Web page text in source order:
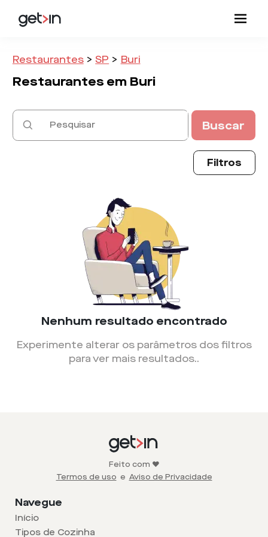
Restaurantes > SP > Buri
Restaurantes em Buri
Buscar
Filtros
Nenhum resultado encontrado
Experimente alterar os parâmetros dos filtros
para ver mais resultados..
Feito com ❤️
Termos de uso e Aviso de Privacidade
Navegue
Início
Tipos de Cozinha